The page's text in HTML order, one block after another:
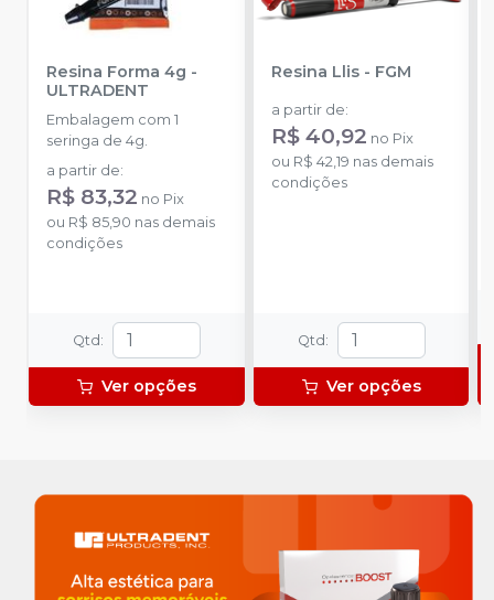
Resina Forma 4g -
ULTRADENT
Embalagem com 1
seringa de 4g.
a partir de:
R$ 83,32 no Pix
ou R$ 85,90 nas demais
condições
Qtd :
Ver opções
Resina Llis- FGM
a partir de:
R$ 40,92 no Pix
ou R$ 42,19 nas demais
condições
Qtd :
Ver opções